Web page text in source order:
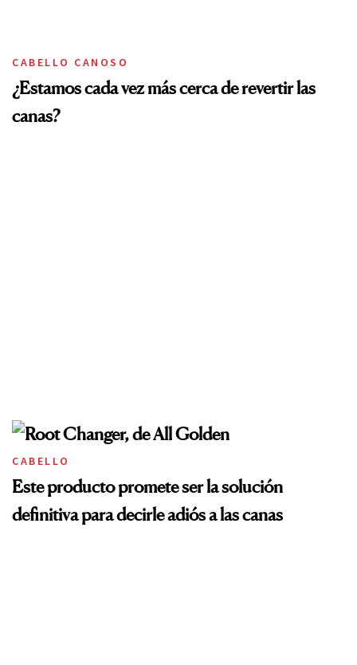
CABELLO CANOSO
¿Estamos cada vez más cerca de revertir las
canas?
CABELLO
Este producto promete ser la solución
definitiva para decirle adiós a las canas